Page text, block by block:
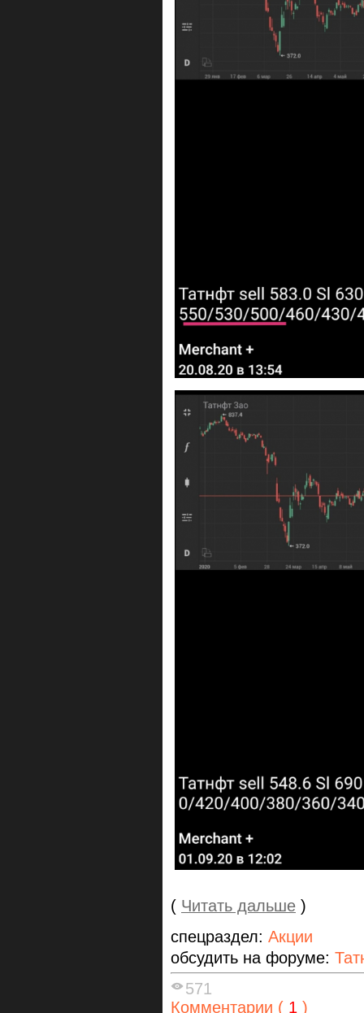
( Читать дальше )
спецраздел: Акции
обсудить на форуме:
571
Комментарии ( 1 )